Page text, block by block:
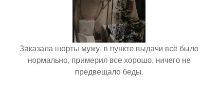
Заказала шорты мужу, в пункте выдачи всё было
нормально, примерил все хорошо, ничего не
предвещало беды.